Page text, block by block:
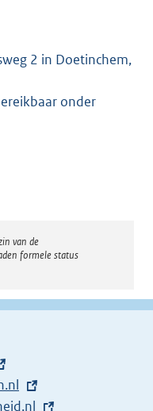
2 in Doetinchem,
onder
van de
formele status